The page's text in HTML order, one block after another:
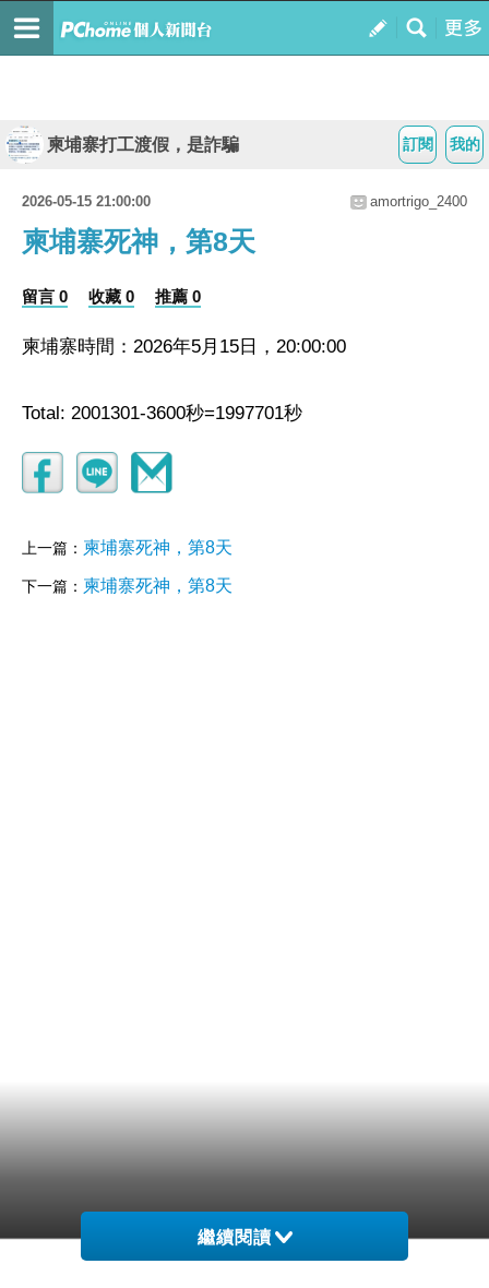
我的
訂閱
柬埔寨打工渡假，是詐騙
2026-05-15 21:00:00 amortrigo_2400
柬埔寨死神，第8天
留言 0 收藏 0 推薦 0
柬埔寨時間：2026年5月15日，20:00:00
Total: 2001301-3600秒=1997701秒
上一篇： 柬埔寨死神，第8天
下一篇： 柬埔寨死神，第8天
繼續閱讀